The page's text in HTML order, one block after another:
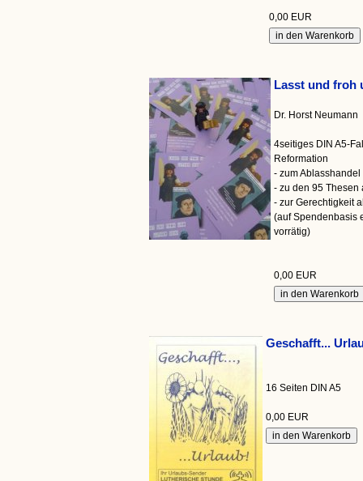
0,00 EUR
Lasst und froh
Dr. Horst Neumann
4seitiges DIN A5-
Reformation
- zum
- zu den 95 Thesen
- zur Gerechtigkeit
(auf Spendenbasis
vorrätig)
0,00 EUR
Geschafft...
16 Seiten DIN A5
0,00 EUR